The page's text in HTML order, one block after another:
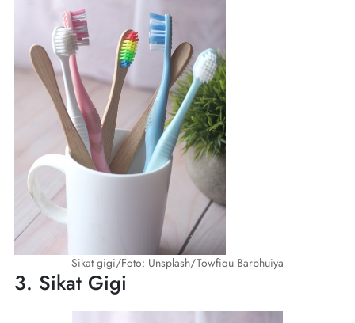
Sikat gigi/Foto: Unsplash/Towfiqu Barbhuiya
3. Sikat Gigi